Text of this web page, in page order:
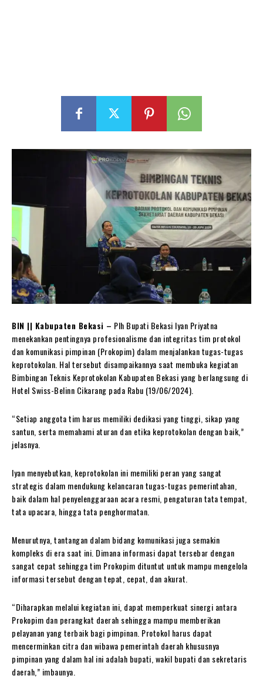
BIN || Kabupaten Bekasi – Plh Bupati Bekasi Iyan Priyatna
menekankan pentingnya profesionalisme dan integritas tim protokol
dan komunikasi pimpinan (Prokopim) dalam menjalankan tugas-tugas
keprotokolan. Hal tersebut disampaikannya saat membuka kegiatan
Bimbingan Teknis Keprotokolan Kabupaten Bekasi yang berlangsung di
Hotel Swiss-Belinn Cikarang pada Rabu (19/06/2024).
“Setiap anggota tim harus memiliki dedikasi yang tinggi, sikap yang
santun, serta memahami aturan dan etika keprotokolan dengan baik,”
jelasnya.
Iyan menyebutkan, keprotokolan ini memiliki peran yang sangat
strategis dalam mendukung kelancaran tugas-tugas pemerintahan,
baik dalam hal penyelenggaraan acara resmi, pengaturan tata tempat,
tata upacara, hingga tata penghormatan.
Menurutnya, tantangan dalam bidang komunikasi juga semakin
kompleks di era saat ini. Dimana informasi dapat tersebar dengan
sangat cepat sehingga tim Prokopim dituntut untuk mampu mengelola
informasi tersebut dengan tepat, cepat, dan akurat.
“Diharapkan melalui kegiatan ini, dapat memperkuat sinergi antara
Prokopim dan perangkat daerah sehingga mampu memberikan
pelayanan yang terbaik bagi pimpinan. Protokol harus dapat
mencerminkan citra dan wibawa pemerintah daerah khususnya
pimpinan yang dalam hal ini adalah bupati, wakil bupati dan sekretaris
daerah,” imbaunya.